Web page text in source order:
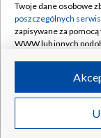
Rada
System NOS
Informacje o
Program dla
Ogłoszenie
©2026
Twoje dane osobowe
poszczególnych
zapisywane za
WWW lub innych
ruchu w Internecie.
Twoje dane osobowe
poszczególnych